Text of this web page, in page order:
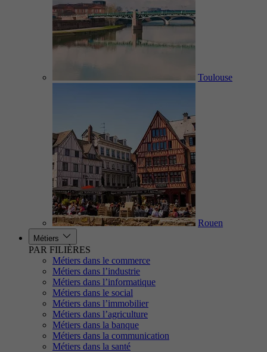
Toulouse
Rouen
Métiers
PAR FILIÈRES
Métiers dans le commerce
Métiers dans l’industrie
Métiers dans l’informatique
Métiers dans le social
Métiers dans l’immobilier
Métiers dans l’agriculture
Métiers dans la banque
Métiers dans la communication
Métiers dans la santé